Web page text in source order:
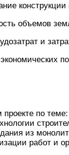
конструкции
объемов
и
по
из
работ и